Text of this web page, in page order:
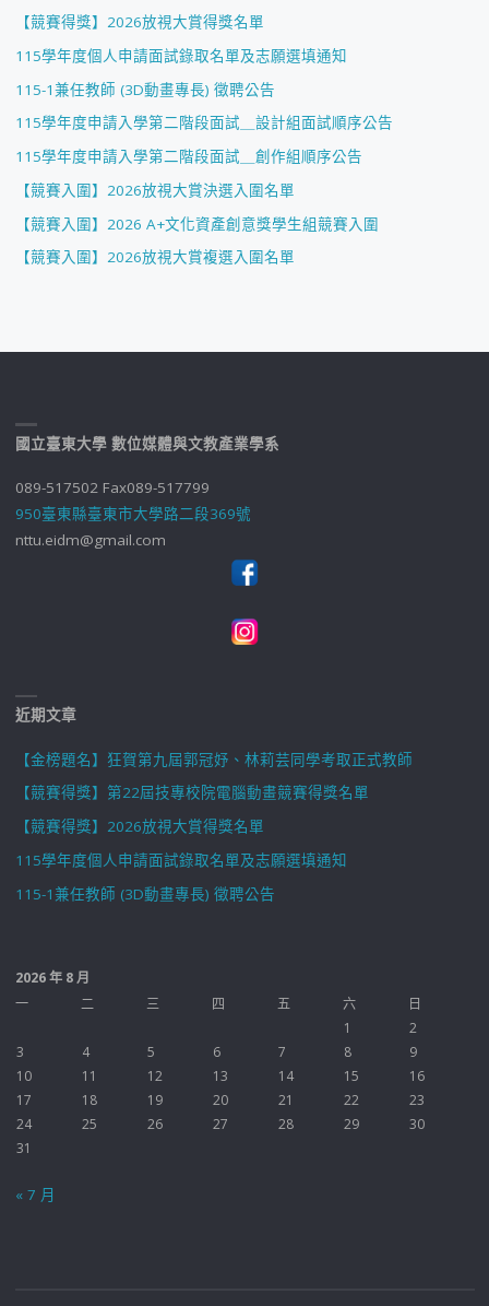
【競賽得獎】2026放視大賞得獎名單
115學年度個人申請面試錄取名單及志願選填通知
115-1兼任教師 (3D動畫專長) 徵聘公告
115學年度申請入學第二階段面試＿設計組面試順序公告
115學年度申請入學第二階段面試＿創作組順序公告
【競賽入圍】2026放視大賞決選入圍名單
【競賽入圍】2026 A+文化資產創意獎學生組競賽入圍
【競賽入圍】2026放視大賞複選入圍名單
國立臺東大學 數位媒體與文教產業學系
089-517502 Fax089-517799
950臺東縣臺東市大學路二段369號
nttu.eidm@gmail.com
近期文章
【金榜題名】狂賀第九屆郭冠妤、林莉芸同學考取正式教師
【競賽得獎】第22屆技專校院電腦動畫競賽得獎名單
【競賽得獎】2026放視大賞得獎名單
115學年度個人申請面試錄取名單及志願選填通知
115-1兼任教師 (3D動畫專長) 徵聘公告
2026 年 8 月
一
二 三 四 五 六
日
1
2
3
4 5 6 7 8
9
10
11 12 13 14 15
16
17
18 19 20 21 22
23
24
25 26 27 28 29
30
31
« 7 月